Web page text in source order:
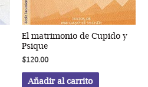
El matrimonio de Cupido y
Psique
$120.00
Añadir al carrito